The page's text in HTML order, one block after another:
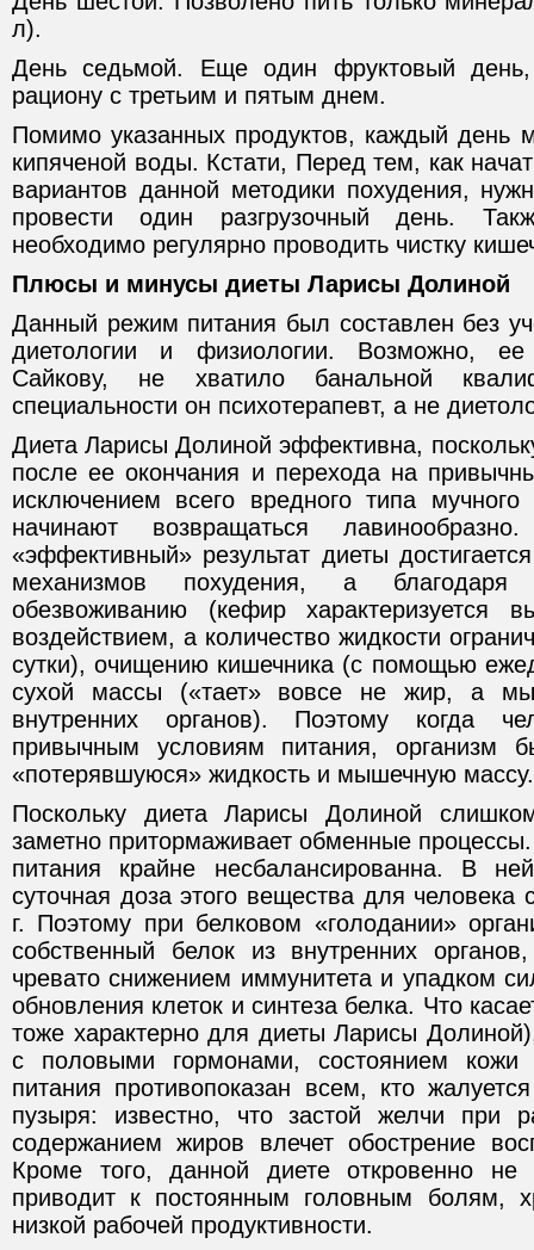
л).
День седьмой. Еще один фруктовый день,
рациону с третьим и пятым днем.
Помимо указанных продуктов, каждый день
кипяченой воды. Кстати, Перед тем, как
вариантов данной методики похудения,
провести один разгрузочный день.
необходимо регулярно проводить чистку
Плюсы и минусы диеты Ларисы Долиной
Данный режим питания был составлен без
диетологии и физиологии. Возможно, ее
Сайкову, не хватило банальной
специальности он психотерапевт, а не
Диета Ларисы Долиной эффективна,
после ее окончания и перехода на
исключением всего вредного типа
начинают возвращаться
«эффективный» результат диеты
механизмов похудения, а
обезвоживанию (кефир характеризуется
воздействием, а количество жидкости
сутки), очищению кишечника (с помощью
сухой массы («тает» вовсе не жир, а
внутренних органов). Поэтому когда
привычным условиям питания, организм
«потерявшуюся» жидкость и мышечную
Поскольку диета Ларисы Долиной
заметно притормаживает обменные
питания крайне несбалансированна. В
суточная доза этого вещества для человека
г. Поэтому при белковом «голодании»
собственный белок из внутренних
чревато снижением иммунитета и упадком
обновления клеток и синтеза белка. Что
тоже характерно для диеты Ларисы
с половыми гормонами, состоянием
питания противопоказан всем, кто
пузыря: известно, что застой желчи при
содержанием жиров влечет обострение
Кроме того, данной диете откровенно не
приводит к постоянным головным болям,
низкой рабочей продуктивности.